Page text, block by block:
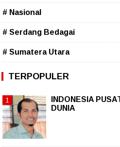
# Nasional
# Serdang Bedagai
# Sumatera Utara
TERPOPULER
INDONESIA
DUNIA